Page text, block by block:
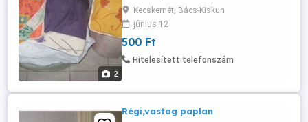
2
értendő! Nem toll párnák!
Kecskemét, Bács-Kiskun
június 12
500 Ft
Hitelesített telefonszám
Régi,vastag paplan